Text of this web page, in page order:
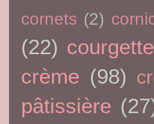
cornets (2)
(22) courgette
crème (98)
pâtissière